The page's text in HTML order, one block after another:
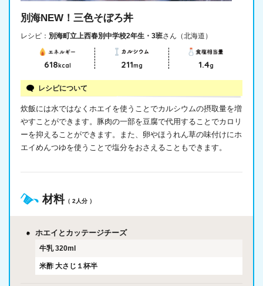
別海NEW！三色そぼろ丼
レシピ： 別海町立上西春別中学校2年生・3班さん（北海道）
618kcal 211mg 1.4g
レシピについて
炊飯には水ではなくホエイを使うことでカルシウムの摂取量を増
やすことができます。豚肉の一部を豆腐で代用することでカロリ
ーを抑えることができます。また、卵やほうれん草の味付けにホ
エイめんつゆを使うことで塩分をおさえることもできます。
材料（ 2人分 ）
ホエイとカッテージチーズ
牛乳 320ml
米酢 大さじ１杯半